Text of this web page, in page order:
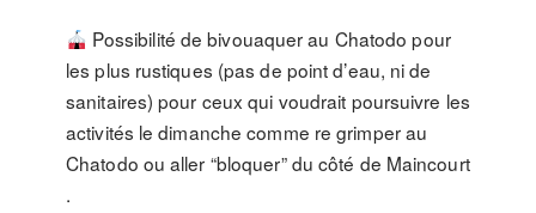
Possibilité de bivouaquer au Chatodo pour
les plus rustiques (pas de point d’eau, ni de
sanitaires) pour ceux qui voudrait poursuivre les
activités le dimanche comme re grimper au
Chatodo ou aller “bloquer” du côté de Maincourt
.